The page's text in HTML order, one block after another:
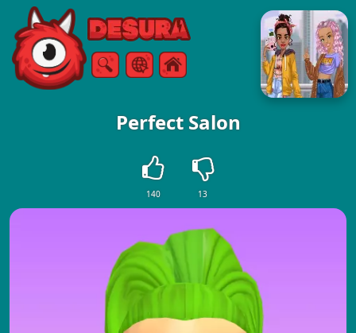
Free Online Games
AramaMenü
Perfect Salon
140 13